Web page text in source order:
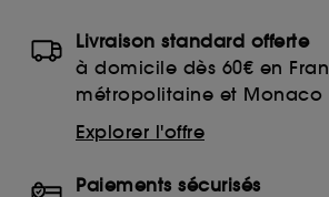
Livraison standard offerte
à domicile dès 60€ en
métropolitaine et Monaco
Explorer l'offre
Paiements sécurisés